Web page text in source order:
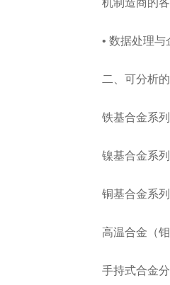
机制造商的
• 数据处理
二、可分析
铁基合金系
镍基合金系
铜基合金系
高温合金（
手持式合金